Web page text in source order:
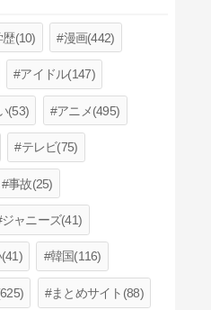
歴(10) 漫画(442)
アイドル(147)
(53) アニメ(495)
テレビ(75)
事故(25)
ジャニーズ(41)
韓国(116)
まとめサイト(88)